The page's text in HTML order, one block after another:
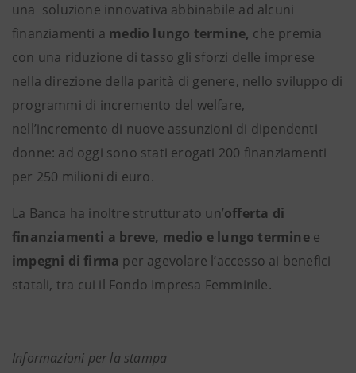
una soluzione innovativa abbinabile ad alcuni
finanziamenti a medio lungo termine, che premia
con una riduzione di tasso gli sforzi delle imprese
nella direzione della parità di genere, nello sviluppo di
programmi di incremento del welfare,
nell’incremento di nuove assunzioni di dipendenti
donne: ad oggi sono stati erogati 200 finanziamenti
per 250 milioni di euro.
La Banca ha inoltre strutturato un’offerta di
finanziamenti a breve, medio e lungo termine e
impegni di firma per agevolare l’accesso ai benefici
statali, tra cui il Fondo Impresa Femminile.
Informazioni per la stampa